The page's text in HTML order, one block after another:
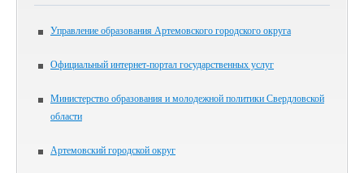
Управление образования Артемовского городского округа
Официальный интернет-портал государственных услуг
Министерство образования и молодежной политики Свердловской
области
Артемовский городской округ